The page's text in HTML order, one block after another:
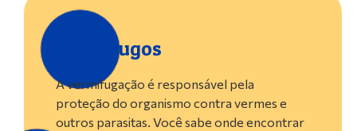
Vermífugos
A vermifugação é responsável pela
proteção do organismo contra vermes e
outros parasitas. Você sabe onde encontrar